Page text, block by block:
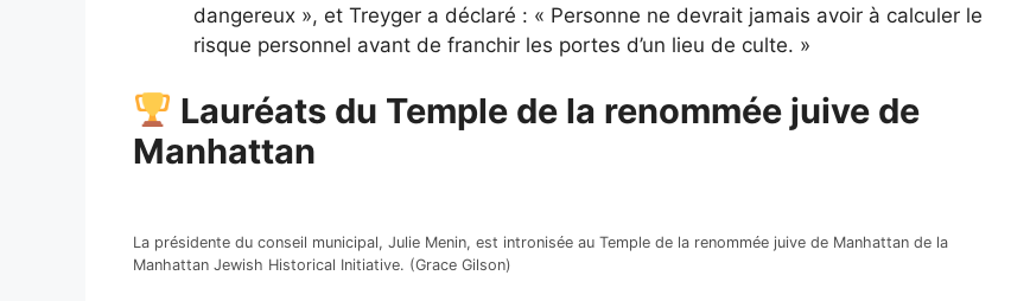
dangereux », et Treyger a déclaré : « Personne ne devrait jamais avoir à calculer le
risque personnel avant de franchir les portes d’un lieu de culte. »
Lauréats du Temple de la renommée juive de
Manhattan
La présidente du conseil municipal, Julie Menin, est intronisée au Temple de la renommée juive de Manhattan de la
Manhattan Jewish Historical Initiative. (Grace Gilson)